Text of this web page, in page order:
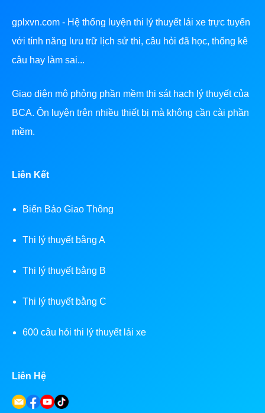
gplxvn.com - Hệ thống luyện thi lý thuyết lái xe trực tuyến
với tính năng lưu trữ lịch sử thi, câu hỏi đã học, thống kê
câu hay làm sai...
Giao diện mô phỏng phần mềm thi sát hạch lý thuyết của
BCA. Ôn luyện trên nhiều thiết bị mà không cần cài phần
mềm.
Liên Kết
Biển Báo Giao Thông
Thi lý thuyết bằng A
Thi lý thuyết bằng B
Thi lý thuyết bằng C
600 câu hỏi thi lý thuyết lái xe
Liên Hệ